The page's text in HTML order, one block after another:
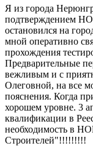
Я из города
подтверждением
остановился на
мной оперативно
прохождения
Предварительные
вежливым и с
Олеговной, на все
пояснения. Когда
хорошем уровне. 3
квалификации в
необходимость в
Строителей"!!!!!!!!!